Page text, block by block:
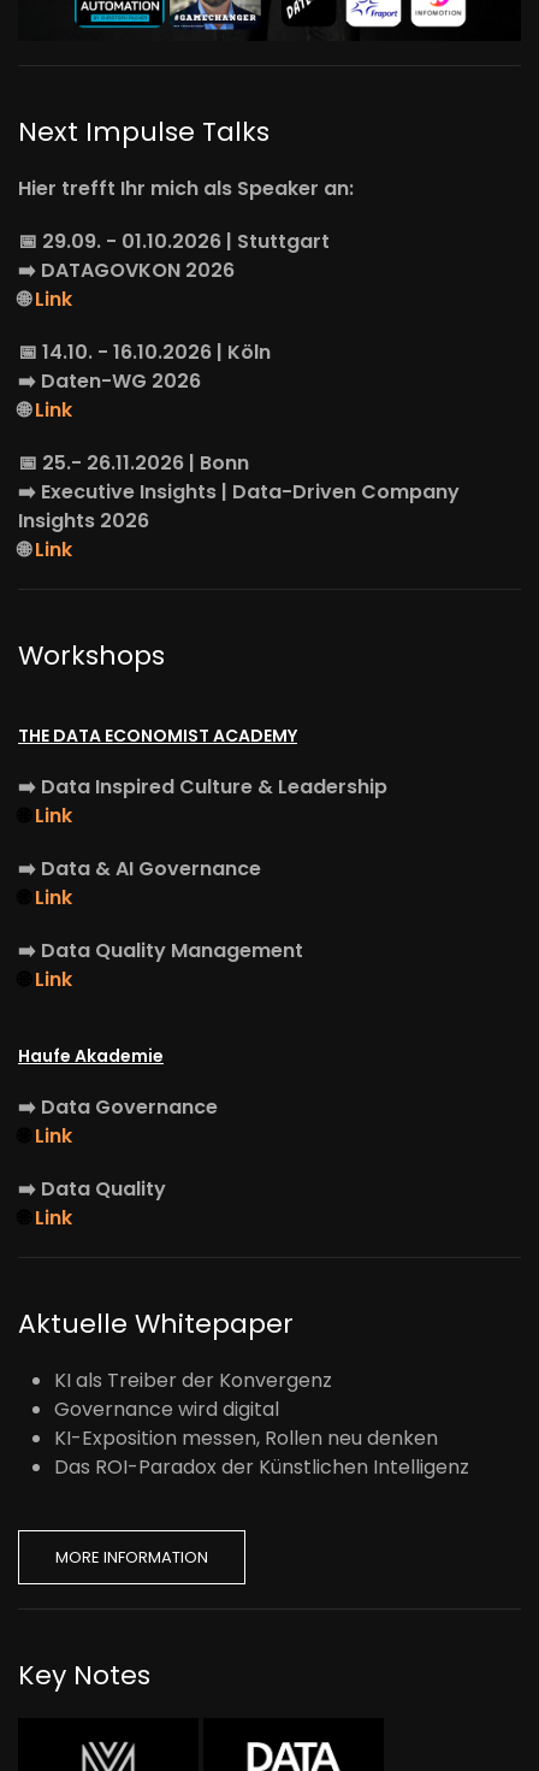
Next Impulse Talks
Hier trefft Ihr mich als Speaker an:
📅 29.09. - 01.10.2026 | Stuttgart
➡️ DATAGOVKON 2026
🌐Link
📅 14.10. - 16.10.2026 | Köln
➡️ Daten-WG 2026
🌐Link
📅 25.- 26.11.2026 | Bonn
➡️ Executive Insights | Data-Driven Company
Insights 2026
🌐Link
Workshops
THE DATA ECONOMIST ACADEMY
➡️ Data Inspired Culture & Leadership
Link
➡️ Data & AI Governance
Link
➡️ Data Quality Management
Link
Haufe Akademie
➡️ Data Governance
Link
➡️ Data Quality
Link
Aktuelle Whitepaper
KI als Treiber der Konvergenz
Governance wird digital
KI-Exposition messen, Rollen neu denken
Das ROI-Paradox der Künstlichen Intelligenz
MORE INFORMATION
Key Notes